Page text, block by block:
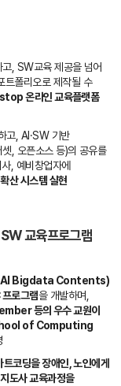
고, SW교육 제공을 넘어
트폴리오로 제작될 수
온라인 교육플랫폼
고, AI·SW 기반
, 오픈소스 등)의 공유를
, 예비창업자에
산 시스템 실현
교육프로그램
Bigdata Contents)
로그램을 개발하며,
등의 우수 교원이
of Computing
코딩을 장애인, 노인에게
도사 교육과정을